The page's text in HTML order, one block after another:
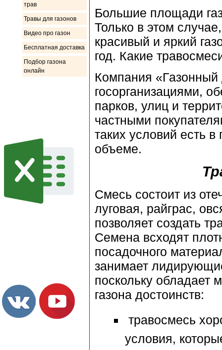
трав
Травы для газонов
Видео про газон
Бесплатная доставка
Подбор газона
онлайн
Большие площади
Только в этом
красивый и яркий
год. Какие
Компания «Газонный
госорганизациями,
парков, улиц и
частными
таких условий есть
объеме.
Смесь состоит из
луговая, райграс,
позволяет создать
Семена всходят
посадочного
занимает
поскольку обладает
газона достоинств:
травосмесь
условия,